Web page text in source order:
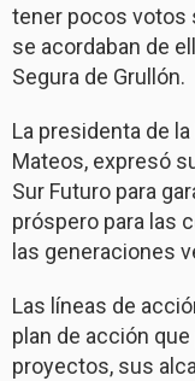
tener pocos votos
se acordaban de
Segura de Grullón.
La presidenta de
Mateos, expresó
Sur Futuro para
próspero para las
las generaciones
Las líneas de
plan de acción
proyectos, sus